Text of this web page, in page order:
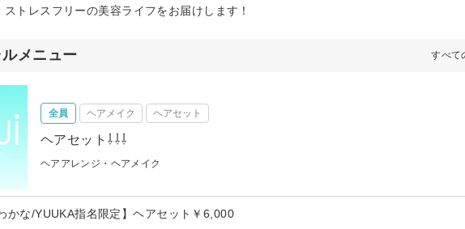
トレスフリーの美容ライフをお届けします！
メニュー すべて
全員 ヘアメイク ヘアセット
ヘアセット⇩⇩⇩
ヘアアレンジ・ヘアメイク
わかな/YUUKA指名限定】ヘアセット￥6,000